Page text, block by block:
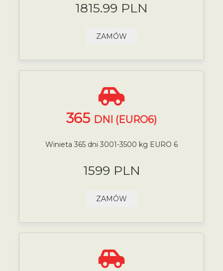
1815.99 PLN
ZAMÓW
365 DNI (EURO6)
Winieta 365 dni 3001-3500 kg EURO 6
1599 PLN
ZAMÓW